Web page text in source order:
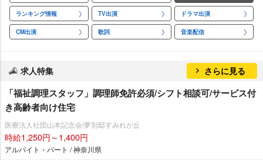
ランキング情報 TV出演 ドラマ出演
CM出演 歌詞 音楽配信
求人特集 さらに見る
「福祉調理スタッフ」調理師免許必須/シフト相談可/サービス付
き高齢者向け住宅
医療法人社団山本記念会/夢別邸すみれが丘
時給1,250円～1,400円
アルバイト・パート / 神奈川県